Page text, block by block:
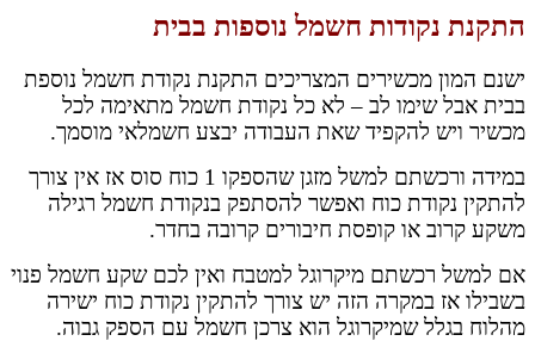
התקנת נקודות חשמל נוספות בבית
ישנם המון מכשירים המצריכים התקנת נקודת חשמל נוספת
בבית אבל שימו לב – לא כל נקודת חשמל מתאימה לכל
מכשיר ויש להקפיד שאת העבודה יבצע חשמלאי מוסמך.
במידה ורכשתם למשל מזגן שהספקו 1 כוח סוס אז אין צורך
להתקין נקודת כוח ואפשר להסתפק בנקודת חשמל רגילה
משקע קרוב או קופסת חיבורים קרובה בחדר.
אם למשל רכשתם מיקרוגל למטבח ואין לכם שקע חשמל פנוי
בשבילו אז במקרה הזה יש צורך להתקין נקודת כוח ישירה
מהלוח בגלל שמיקרוגל הוא צרכן חשמל עם הספק גבוה.